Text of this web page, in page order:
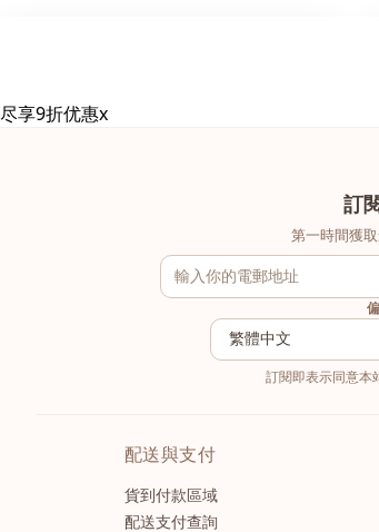
尽享9折优惠x
訂
第一時間獲
訂閱即表示同意本
配送與支付
貨到付款區域
配送支付查詢